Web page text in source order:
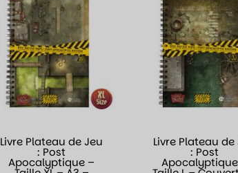
Livre Plateau de Jeu
: Post
Apocalyptique –
Livre Plateau de
: Post